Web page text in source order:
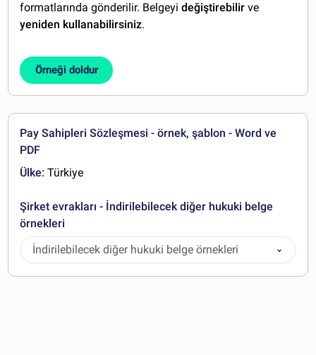
formatlarında gönderilir. Belgeyideğiştirebilir ve
yeniden kullanabilirsiniz.
Örneği doldur
Pay Sahipleri Sözleşmesi - örnek, şablon - Word ve
PDF
Ülke: Türkiye
Şirket evrakları - İndirilebilecek diğer hukuki belge
örnekleri
İndirilebilecek diğer hukuki belge örnekleri